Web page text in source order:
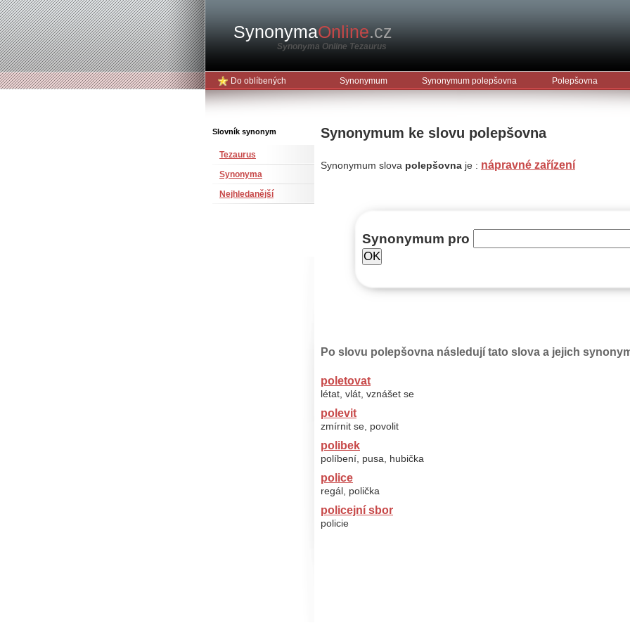
SynonymaOnline.cz
Synonyma Online Tezaurus
Do oblíbených Synonymum Synonymum polepšovna Polepšovna
Slovník synonym
Tezaurus
Synonyma
Nejhledanější
Synonymum ke slovu polepšovna
Synonymum slova polepšovna je : nápravné zařízení
Synonymum pro
Po slovu polepšovna následují tato slova a jejich
poletovat
létat, vlát, vznášet se
polevit
zmírnit se, povolit
polibek
políbení, pusa, hubička
police
regál, polička
policejní sbor
policie